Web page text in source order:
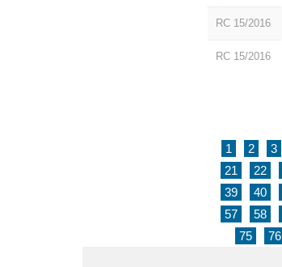
RC 15/2016
RC 15/2016
1 2 3
21
22
39
40
57
58
75
76